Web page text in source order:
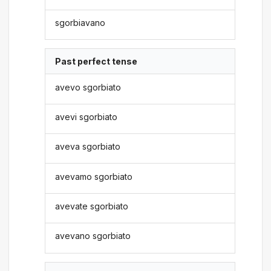
sgorbiavano
Past perfect tense
avevo sgorbiato
avevi sgorbiato
aveva sgorbiato
avevamo sgorbiato
avevate sgorbiato
avevano sgorbiato